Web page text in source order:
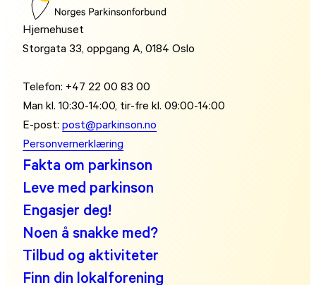
Hjernehuset
Storgata 33, oppgang A, 0184 Oslo
Telefon: +47 22 00 83 00
Man kl. 10:30-14:00, tir-fre kl. 09:00-14:00
E-post:post@parkinson.no
Personvernerklæring
Fakta om parkinson
Leve med parkinson
Engasjer deg!
Noen å snakke med?
Tilbud og aktiviteter
Finn din lokalforening